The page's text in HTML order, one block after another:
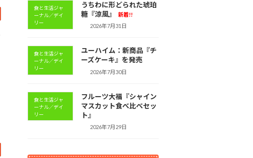
食と生活ジャ
ーナル／デイ
リー
うちわに形どられた琥珀
糖『涼風』
新着!!
2026年7月31日
食と生活ジャ
ーナル／デイ
リー
ユーハイム：新商品『チ
ーズケーキ』を発売
2026年7月30日
食と生活ジャ
ーナル／デイ
リー
フルーツ大福『シャイン
マスカット食べ比べセッ
ト』
2026年7月29日